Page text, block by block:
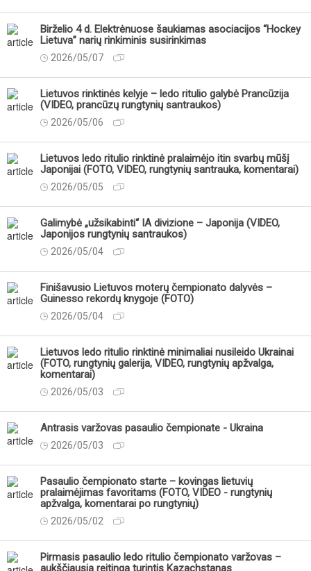
Birželio 4 d. Elektrėnuose šaukiamas asociacijos “Hockey
Lietuva” narių rinkiminis susirinkimas
2026/05/07
Lietuvos rinktinės kelyje – ledo ritulio galybė Prancūzija
(VIDEO, prancūzų rungtynių santraukos)
2026/05/06
Lietuvos ledo ritulio rinktinė pralaimėjo itin svarbų mūšį
Japonijai (FOTO, VIDEO, rungtynių santrauka, komentarai)
2026/05/05
Galimybė „užsikabinti“ IA divizione – Japonija (VIDEO,
Japonijos rungtynių santraukos)
2026/05/04
Finišavusio Lietuvos moterų čempionato dalyvės –
Guinesso rekordų knygoje (FOTO)
2026/05/04
Lietuvos ledo ritulio rinktinė minimaliai nusileido Ukrainai
(FOTO, rungtynių galerija, VIDEO, rungtynių apžvalga,
komentarai)
2026/05/03
Antrasis varžovas pasaulio čempionate - Ukraina
2026/05/03
Pasaulio čempionato starte – kovingas lietuvių
pralaimėjimas favoritams (FOTO, VIDEO - rungtynių
apžvalga, komentarai po rungtynių)
2026/05/02
Pirmasis pasaulio ledo ritulio čempionato varžovas –
aukščiausią reitingą turintis Kazachstanas